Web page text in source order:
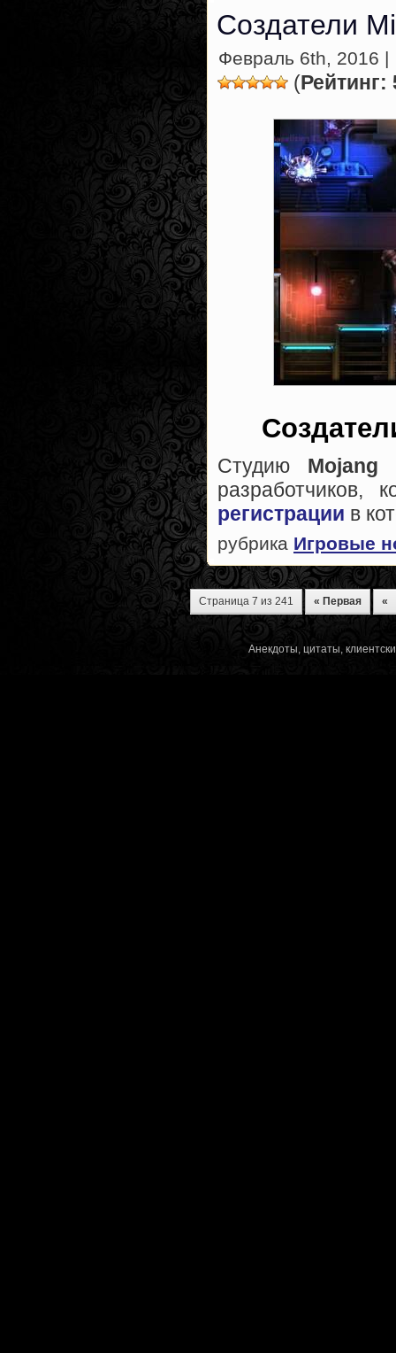
Создатели
Февраль 6th, 2016 |
(Рейтинг:
Студию Mojang
разработчиков,
регистрации в
рубрика Игровые
Страница 7 из 241 « Первая «
Анекдоты, цитаты,